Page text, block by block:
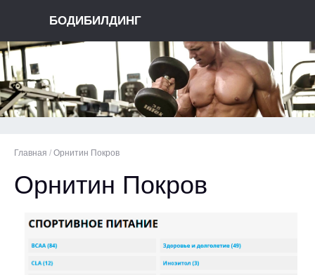
БОДИБИЛДИНГ
Главная / Орнитин Покров
Орнитин Покров